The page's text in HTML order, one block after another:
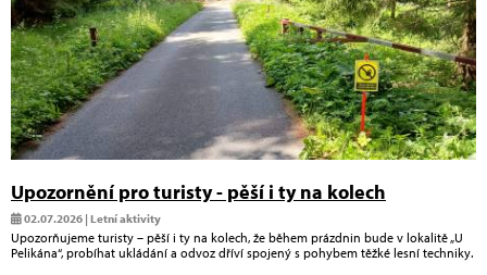
Upozornění pro turisty - pěší i ty na kolech
02.07.2026 | Letní aktivity
Upozorňujeme turisty – pěší i ty na kolech, že během prázdnin bude v lokalitě „U
Pelikána“, probíhat ukládání a odvoz dříví spojený s pohybem těžké lesní techniky.